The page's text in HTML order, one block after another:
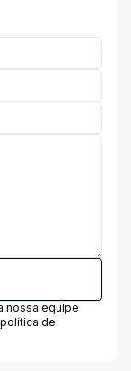
nossa equipe
política de